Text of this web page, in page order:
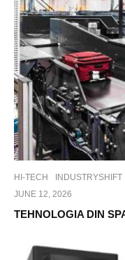
HI-TECH
JUNE 12, 2026
TEHNOLOGIA DIN